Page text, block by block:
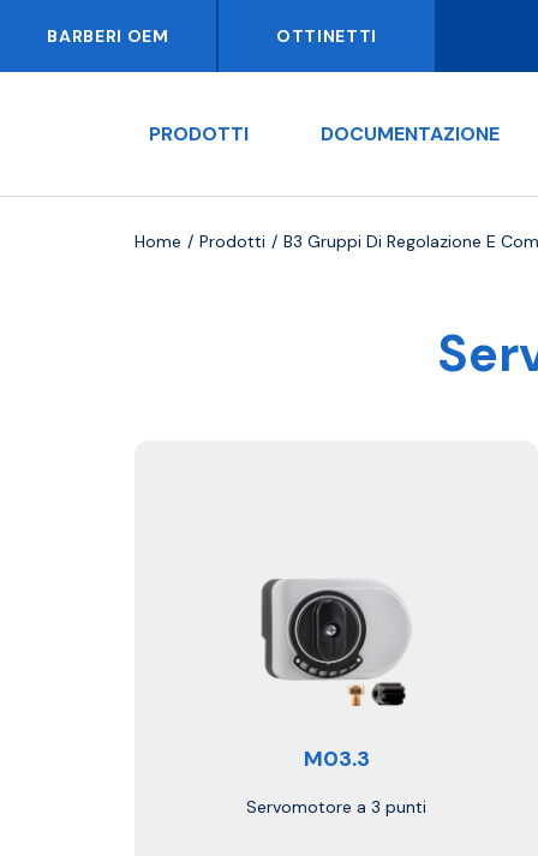
BARBERI OEM OTTINETTI
PRODOTTI DOCUMENTAZIONE
Home Prodotti B3 Gruppi Di Regolazione E
M03.3
Servomotore a 3 punti